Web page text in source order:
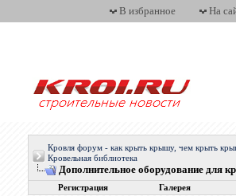
В избранное На
Кровля форум - как крыть крышу, чем крыть
Кровельная библиотека
Дополнительное оборудование для
Регистрация Галерея